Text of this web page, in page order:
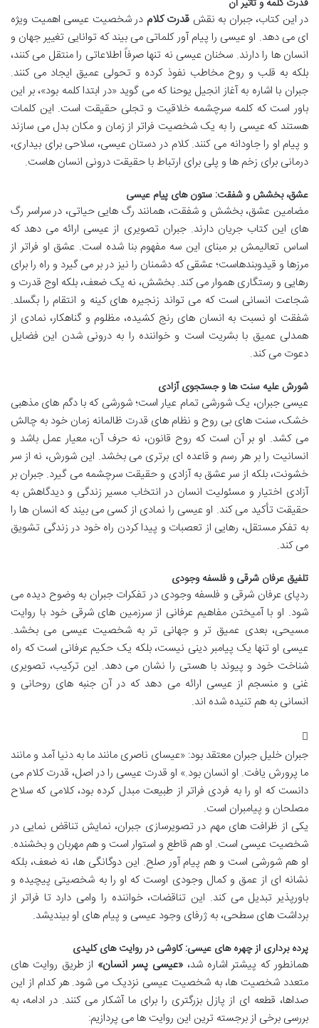
در این کتاب، جبران به نقش قدرت کلام در شخصیت عیسی اهمیت ویژه
ای می دهد. او عیسی را پیام آور کلماتی می بیند که توانایی تغییر جهان و
انسان ها را دارند. سخنان عیسی نه تنها صرفاً اطلاعاتی را منتقل می کنند،
بلکه به قلب و روح مخاطب نفوذ کرده و تحولی عمیق ایجاد می کنند.
جبران با اشاره به آغاز انجیل یوحنا که می گوید «در ابتدا کلمه بود»، بر این
باور است که کلمه سرچشمه خلاقیت و تجلی حقیقت است. این کلمات
هستند که عیسی را به یک شخصیت فراتر از زمان و مکان بدل می سازند
و پیام او را جاودانه می کنند. کلام در دستان عیسی، سلاحی برای بیداری،
درمانی برای زخم ها و پلی برای ارتباط با حقیقت درونی انسان هاست.
عشق، بخشش و شفقت: ستون های پیام عیسی
مضامین عشق، بخشش و شفقت، همانند رگ هایی حیاتی، در سراسر رگ
های این کتاب جریان دارند. جبران تصویری از عیسی ارائه می دهد که
اساس تعالیمش بر مبنای این سه مفهوم بنا شده است. عشق او فراتر از
مرزها و قیدوبندهاست؛ عشقی که دشمنان را نیز در بر می گیرد و راه را برای
رهایی و رستگاری هموار می کند. بخشش، نه یک ضعف، بلکه اوج قدرت و
شجاعت انسانی است که می تواند زنجیره های کینه و انتقام را بگسلد.
شفقت او نسبت به انسان های رنج کشیده، مظلوم و گناهکار، نمادی از
همدلی عمیق با بشریت است و خواننده را به درونی شدن این فضایل
دعوت می کند.
شورش علیه سنت ها و جستجوی آزادی
عیسی جبران، یک شورشی تمام عیار است؛ شورشی که با دگم های مذهبی
خشک، سنت های بی روح و نظام های قدرت ظالمانه زمان خود به چالش
می کشد. او بر آن است که روح قانون، نه حرف آن، معیار عمل باشد و
انسانیت را بر هر رسم و قاعده ای برتری می بخشد. این شورش، نه از سر
خشونت، بلکه از سر عشق به آزادی و حقیقت سرچشمه می گیرد. جبران بر
آزادی اختیار و مسئولیت انسان در انتخاب مسیر زندگی و دیدگاهش به
حقیقت تأکید می کند. او عیسی را نمادی از کسی می بیند که انسان ها را
به تفکر مستقل، رهایی از تعصبات و پیدا کردن راه خود در زندگی تشویق
می کند.
تلفیق عرفان شرقی و فلسفه وجودی
ردپای عرفان شرقی و فلسفه وجودی در تفکرات جبران به وضوح دیده می
شود. او با آمیختن مفاهیم عرفانی از سرزمین های شرقی خود با روایت
مسیحی، بعدی عمیق تر و جهانی تر به شخصیت عیسی می بخشد.
عیسی او تنها یک پیامبر دینی نیست، بلکه یک حکیم عرفانی است که راه
شناخت خود و پیوند با هستی را نشان می دهد. این ترکیب، تصویری
غنی و منسجم از عیسی ارائه می دهد که در آن جنبه های روحانی و
انسانی به هم تنیده شده اند.
جبران خلیل جبران معتقد بود: «عیسای ناصری مانند ما به دنیا آمد و مانند
ما پرورش یافت. او انسان بود.» او قدرت عیسی را در اصل، قدرت کلام می
دانست که او را به فردی فراتر از طبیعت مبدل کرده بود، کلامی که سلاح
مصلحان و پیامبران است.
یکی از ظرافت های مهم در تصویرسازی جبران، نمایش تناقض نمایی در
شخصیت عیسی است. او هم قاطع و استوار است و هم مهربان و بخشنده.
او هم شورشی است و هم پیام آور صلح. این دوگانگی ها، نه ضعف، بلکه
نشانه ای از عمق و کمال وجودی اوست که او را به شخصیتی پیچیده و
باورپذیر تبدیل می کند. این تناقضات، خواننده را وامی دارد تا فراتر از
برداشت های سطحی، به ژرفای وجود عیسی و پیام های او بیندیشد.
پرده برداری از چهره های عیسی: کاوشی در روایت های کلیدی
همانطور که پیشتر اشاره شد،«عیسی پسر انسان» از طریق روایت های
متعدد شخصیت ها، به شخصیت عیسی نزدیک می شود. هر کدام از این
صداها، قطعه ای از پازل بزرگتری را برای ما آشکار می کنند. در ادامه، به
بررسی برخی از برجسته ترین این روایت ها می پردازیم: